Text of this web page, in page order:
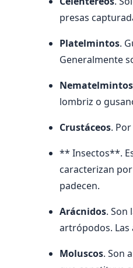
presas
Platelmintos.
Generalmente
Nematelmintos
lombriz o
Crustáceos.
** Insectos**.
caracterizan
padecen.
Arácnidos. Son
artrópodos. Las
Moluscos. Son